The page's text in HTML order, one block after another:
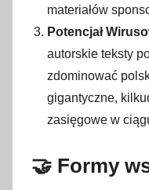
materiałów
Potencjał
autorskie teksty
zdominować
gigantyczne,
zasięgowe w
🤝 Formy